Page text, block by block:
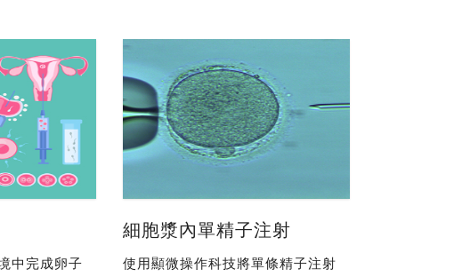
中完成卵子
細胞漿內單精子注射
使用顯微操作科技將單條精子注射